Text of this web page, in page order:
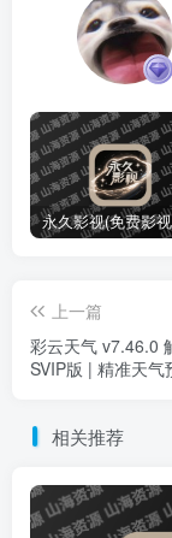
上一篇
彩云天气 v7.46.0
SVIP版 | 精准天气
相关推荐